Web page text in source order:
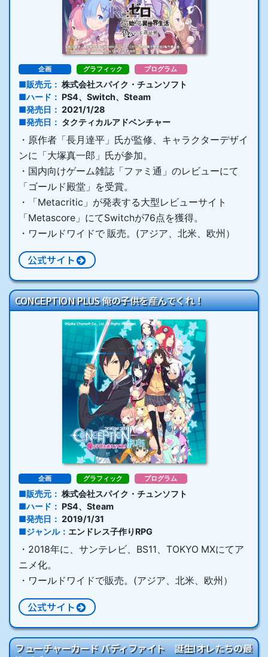
企画 グラフィック プログラム
販売元
株式会社スパイク・チュンソフト
ハード
PS4、Switch、Steam
発売日
2021/1/28
発売日
タクティカルアドベンチャー
・原作者「長月達平」氏が監修、キャラクターデザイ
ンに「大塚真一郎」氏が参加。
・国内向けゲーム雑誌「ファミ通」のレビューにて
「ゴールド殿堂」を受賞。
・「Metacritic」が発表する大型レビューサイト
「Metascore」にてSwitchが76点を獲得。
・ワールドワイドで 販売。(アジア、北米、欧州）
公式サイト
CONCEPTION PLUS 俺の子供を産んでくれ！
企画 グラフィック プログラム
販売元
株式会社スパイク・チュンソフト
ハード
PS4、Steam
発売日
2019/1/31
ジャンル
エンドレス子作りRPG
・2018年に、サンテレビ、BS11、TOKYO MXにてア
ニメ化。
・ワールドワイドで販売。(アジア、北米、欧州）
公式サイト
フューチャーカード バディファイト 誕生!オレたちの最